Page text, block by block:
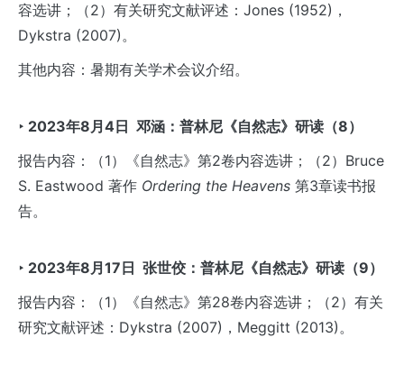
容选讲；（2）有关研究文献评述：Jones (1952)，
Dykstra (2007)。
其他内容：暑期有关学术会议介绍。
‣ 2023年8月4日 邓涵：普林尼《自然志》研读（8）
报告内容：（1）《自然志》第2卷内容选讲；（2）Bruce
S. Eastwood 著作 Ordering the Heavens 第3章读书报
告。
‣ 2023年8月17 日 张世佼：普林尼《自然志》研读（9）
报告内容：（1）《自然志》第28卷内容选讲；（2）有关
研究文献评述：Dykstra (2007)，Meggitt (2013)。